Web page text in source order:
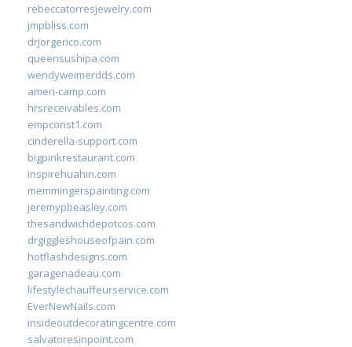
rebeccatorresjewelry.com
jmpbliss.com
drjorgerico.com
queensushipa.com
wendyweimerdds.com
ameri-camp.com
hrsreceivables.com
empconst1.com
cinderella-support.com
bigpinkrestaurant.com
inspirehuahin.com
memmingerspainting.com
jeremypbeasley.com
thesandwichdepotcos.com
drgiggleshouseofpain.com
hotflashdesigns.com
garagenadeau.com
lifestylechauffeurservice.com
EverNewNails.com
insideoutdecoratingcentre.com
salvatoresinpoint.com